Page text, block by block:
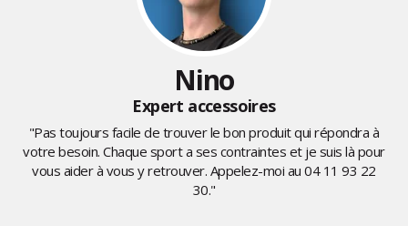
Nino
Expert accessoires
"Pas toujours facile de trouver le bon produit qui répondra à
votre besoin. Chaque sport a ses contraintes et je suis là pour
vous aider à vous y retrouver. Appelez-moi au04 11 93 22
30."